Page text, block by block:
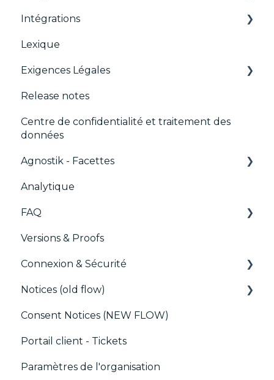
CMP
ACM (Advance Compliance Monitoring)
Intégrations
AB testing
Paywalls
CMS
Analytics
Lexique
Exigences Légales
Didomi SDK compliance
Release notes
Centre de confidentialité et traitement des
données
Agnostik - Facettes
Trackers
Analytique
FAQ
CMP / Configuration des tags
CMP / Data Privacy pour les éditeurs
CMP / Implémenter une bannière de
Versions & Proofs
Connexion & Sécurité
SSO
Utilisateurs, Équipes et Permissions
Notices (old flow)
Déploiement et tests
Consent Notices (NEW FLOW)
Portail client - Tickets
Paramètres de l'organisation